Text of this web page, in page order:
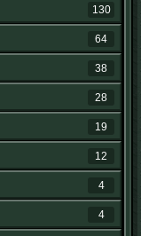
130
64
38
28
19
12
4
4